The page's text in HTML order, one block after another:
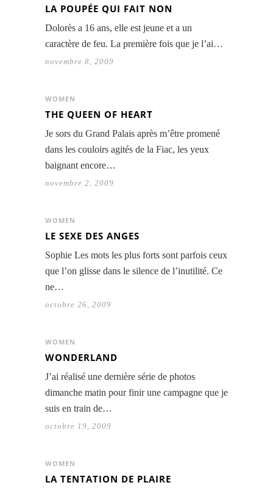
LA POUPÉE QUI FAIT NON
Dolorès a 16 ans, elle est jeune et a un
caractère de feu. La première fois que je l’ai…
novembre 8, 2009
WOMEN
THE QUEEN OF HEART
Je sors du Grand Palais après m’être promené
dans les couloirs agités de la Fiac, les yeux
baignant encore…
novembre 2, 2009
WOMEN
LE SEXE DES ANGES
Sophie Les mots les plus forts sont parfois ceux
que l’on glisse dans le silence de l’inutilité. Ce
ne…
octobre 26, 2009
WOMEN
WONDERLAND
J’ai réalisé une dernière série de photos
dimanche matin pour finir une campagne que je
suis en train de…
octobre 19, 2009
WOMEN
LA TENTATION DE PLAIRE